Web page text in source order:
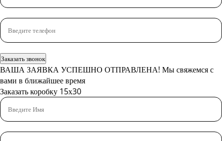
Заказать звонок
ВАША ЗАЯВКА УСПЕШНО ОТПРАВЛЕНА! Мы свяжемся с
вами в ближайшее время
Заказать коробку 15х30